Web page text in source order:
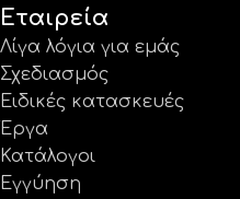
Εταιρεία
Λίγα λόγια για εμάς
Σχεδιασμός
Ειδικές κατασκευές
Έργα
Κατάλογοι
Εγγύηση